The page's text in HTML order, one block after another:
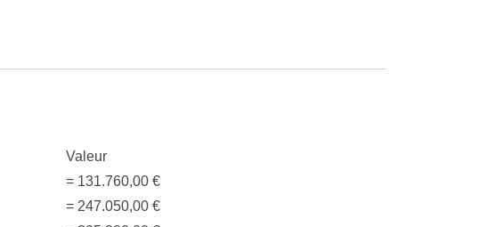
Valeur
= 131.760,00 €
= 247.050,00 €